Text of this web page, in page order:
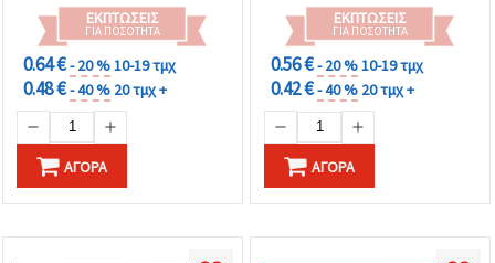
ΕΚΠΤΏΣΕΙΣ
ΓΙΑ ΠΟΣΌΤΗΤΑ
0.64 €- 20 %10-19 τμχ
0.48 €- 40 % 20 τμχ +
ΑΓΟΡΆ
ΕΚΠΤΏΣΕΙΣ
ΓΙΑ ΠΟΣΌΤΗΤΑ
0.56 €- 20 %10-19 τμχ
0.42 €- 40 % 20 τμχ +
ΑΓΟΡΆ